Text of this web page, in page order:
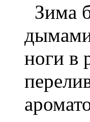
Зима
ноги в